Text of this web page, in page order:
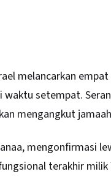
melancarkan
waktu setempat.
mengangkut
mengonfirmasi
terakhir